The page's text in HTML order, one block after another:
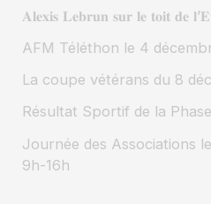
𝐀𝐥𝐞𝐱𝐢𝐬 𝐋𝐞𝐛𝐫𝐮𝐧 𝐬𝐮𝐫 𝐥𝐞 𝐭𝐨𝐢𝐭 𝐝𝐞
AFM Téléthon le 4
La coupe vétérans du 8
Résultat Sportif de la
Journée des Associations
9h-16h